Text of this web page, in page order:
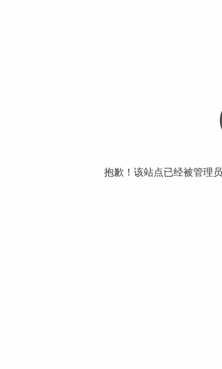
抱歉！该站点已经被管理